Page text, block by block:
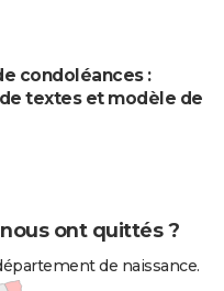
condoléances :
textes et modèle de
ont quittés ?
de naissance.